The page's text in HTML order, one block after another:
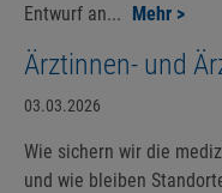
Entwurf an... Mehr >
Ärztinnen- und
03.03.2026
Wie sichern wir die
und wie bleiben